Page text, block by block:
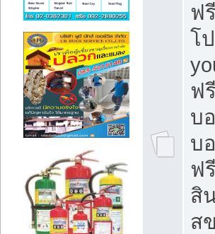
ฟ
โ
ฟ
บ
บ
ฟ
สิ
ส